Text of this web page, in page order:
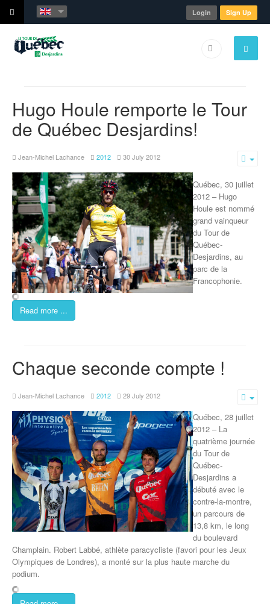
Login Sign Up
Hugo Houle remporte le Tour
de Québec Desjardins!
Jean-Michel Lachance 2012 30 July 2012
Québec, 30 juillet
2012 – Hugo
Houle est nommé
grand vainqueur
du Tour de
Québec-
Desjardins, au
parc de la
Francophonie.
Read more ...
Chaque seconde compte !
Jean-Michel Lachance 2012 29 July 2012
Québec, 28 juillet
2012 – La
quatrième journée
du Tour de
Québec-
Desjardins a
débuté avec le
contre-la-montre,
un parcours de
13,8 km, le long
du boulevard
Champlain. Robert Labbé, athlète paracycliste (favori pour les Jeux
Olympiques de Londres), a monté sur la plus haute marche du
podium.